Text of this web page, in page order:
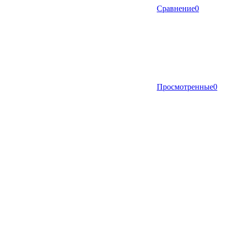
Сравнение0
Просмотренные0